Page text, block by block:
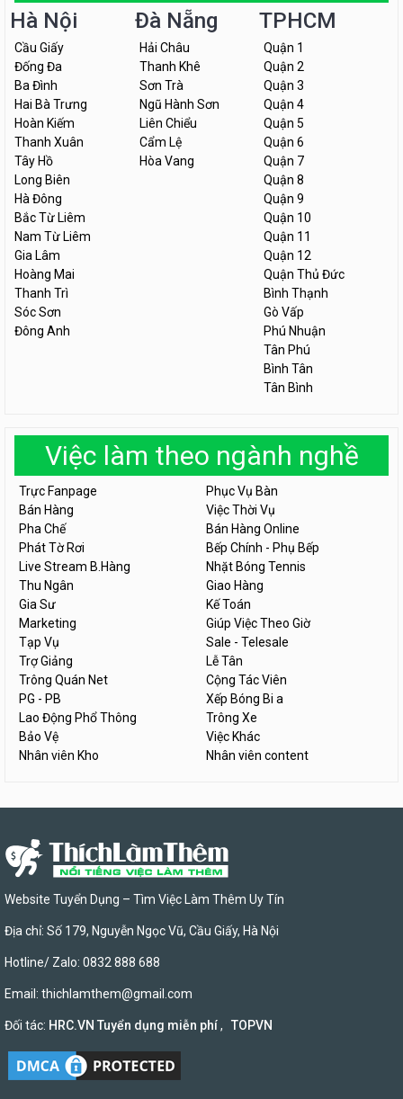
Hà Nội
Cầu Giấy
Đống Đa
Ba Đình
Hai Bà Trưng
Hoàn Kiếm
Thanh Xuân
Tây Hồ
Long Biên
Hà Đông
Bắc Từ Liêm
Nam Từ Liêm
Gia Lâm
Hoàng Mai
Thanh Trì
Sóc Sơn
Đông Anh
Đà Nẵng
Hải Châu
Thanh Khê
Sơn Trà
Ngũ Hành Sơn
Liên Chiểu
Cẩm Lệ
Hòa Vang
TPHCM
Quận 1
Quận 2
Quận 3
Quận 4
Quận 5
Quận 6
Quận 7
Quận 8
Quận 9
Quận 10
Quận 11
Quận 12
Quận Thủ Đức
Bình Thạnh
Gò Vấp
Phú Nhuận
Tân Phú
Bình Tân
Tân Bình
Việc làm theo ngành nghề
Trực Fanpage
Phục Vụ Bàn
Bán Hàng
Việc Thời Vụ
Pha Chế
Bán Hàng Online
Phát Tờ Rơi
Bếp Chính - Phụ Bếp
Live Stream B.Hàng
Nhặt Bóng Tennis
Thu Ngân
Giao Hàng
Gia Sư
Kế Toán
Marketing
Giúp Việc Theo Giờ
Tạp Vụ
Sale - Telesale
Trợ Giảng
Lễ Tân
Trông Quán Net
Cộng Tác Viên
PG - PB
Xếp Bóng Bi a
Lao Động Phổ Thông
Trông Xe
Bảo Vệ
Việc Khác
Nhân viên Kho
Nhân viên content
Website Tuyển Dụng – Tìm Việc Làm Thêm Uy Tín
Địa chỉ: Số 179, Nguyễn Ngọc Vũ, Cầu Giấy, Hà Nội
Hotline/ Zalo: 0832 888 688
Email: thichlamthem@gmail.com
Đối tác: HRC.VN Tuyển dụng miễn phí, TOPVN